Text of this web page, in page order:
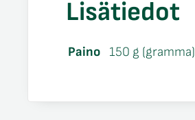
Lisätiedot
Paino 150 g (gramma)